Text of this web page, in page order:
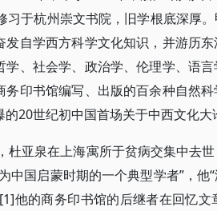
习于杭州崇文书院，旧学根底深厚
发自学西方科学文化知识，并游历
、社会学、政治学、伦理学、语
务印书馆编写、出版的百余种自然
20世纪初中国首场关于中西文化大
杜亚泉在上海寓所于贫病交集中去
中国启蒙时期的一个典型学者”，
他的商务印书馆的后继者在回忆